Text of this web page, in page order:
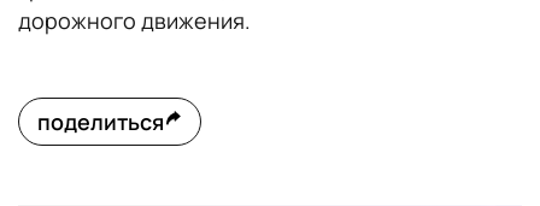
дорожного движения.
поделиться